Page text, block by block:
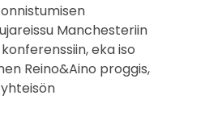
Manchesteriin
eka iso
Reino&Aino proggis,